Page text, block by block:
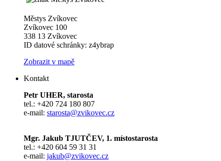
Městys Zvíkovec
Zvíkovec 100
338 13 Zvíkovec
ID datové schránky: z4ybrap
Zobrazit v mapě
Kontakt
Petr UHER, starosta
tel.: +420 724 180 807
e-mail: starosta@zvikovec.cz
Mgr. Jakub TJUTČEV, 1. místostarosta
tel.: +420 604 59 31 31
e-mail: jakub@zvikovec.cz